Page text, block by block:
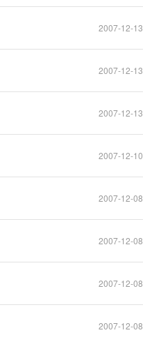
2007-12-13
2007-12-13
2007-12-13
2007-12-10
2007-12-08
2007-12-08
2007-12-08
2007-12-08